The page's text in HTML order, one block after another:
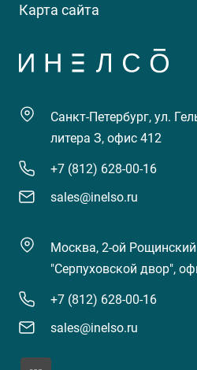
Карта сайта
Санкт-Петербург, ул.
литера З, офис 412
+7 (812) 628-00-16
sales@inelso.ru
Москва, 2-ой
"Серпуховской двор",
+7 (812) 628-00-16
sales@inelso.ru